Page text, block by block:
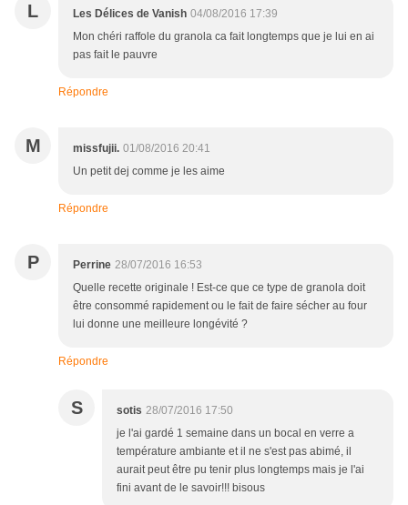
L Les Délices de Vanish 04/08/2016 17:39
Mon chéri raffole du granola ca fait longtemps que je lui en ai
pas fait le pauvre
Répondre
M missfujii. 01/08/2016 20:41
Un petit dej comme je les aime
Répondre
P Perrine 28/07/2016 16:53
Quelle recette originale ! Est-ce que ce type de granola doit
être consommé rapidement ou le fait de faire sécher au four
lui donne une meilleure longévité ?
Répondre
S sotis 28/07/2016 17:50
je l'ai gardé 1 semaine dans un bocal en verre a
température ambiante et il ne s'est pas abimé, il
aurait peut être pu tenir plus longtemps mais je l'ai
fini avant de le savoir!!! bisous